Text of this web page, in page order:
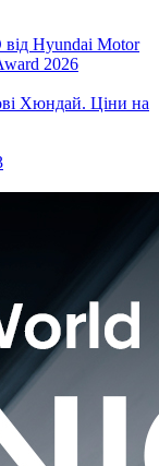
Hyundai Motor
2026